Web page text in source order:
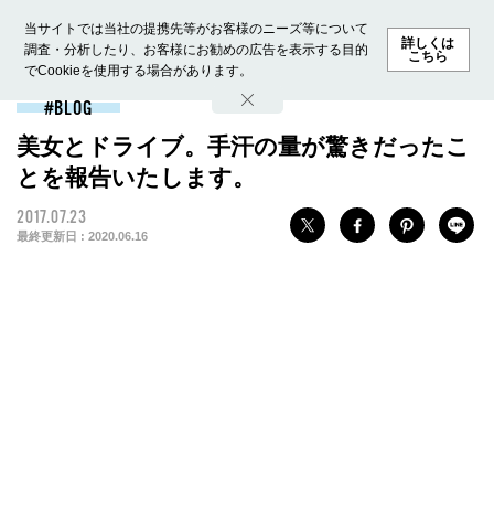
当サイトでは当社の提携先等がお客様のニーズ等について
調査・分析したり、お客様にお勧めの広告を表示する目的
でCookieを使用する場合があります。
詳しくは
こちら
ホーム モデル募集 ランキング ファッション ビューテ
BLOG
美女とドライブ。手汗の量が驚きだったこ
とを報告いたします。
2017.07.23
最終更新日 : 2020.06.16